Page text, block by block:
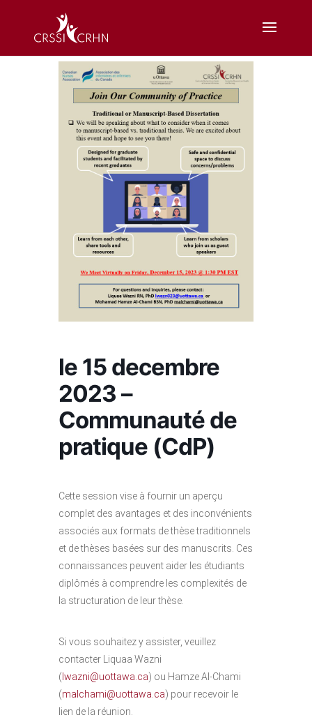
le 15 decembre
2023 –
Communauté de
pratique (CdP)
Cette session vise à fournir un aperçu
complet des avantages et des inconvénients
associés aux formats de thèse traditionnels
et de thèses basées sur des manuscrits. Ces
connaissances peuvent aider les étudiants
diplômés à comprendre les complexités de
la structuration de leur thèse.
Si vous souhaitez y assister, veuillez
contacter Liquaa Wazni
( lwazni@uottawa.ca) ou Hamze Al-Chami
(malchami@uottawa.ca) pour recevoir le
lien de la réunion.